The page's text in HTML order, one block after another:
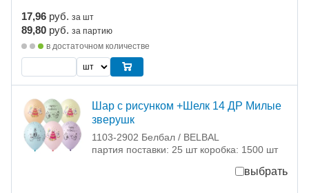
17,96 руб. за шт
89,80 руб. за партию
в достаточном количестве
Шар с рисунком +Шелк 14 ДР Милые
зверушк
1103-2902 Белбал / BELBAL
партия поставки: 25 шт коробка: 1500 шт
выбрать